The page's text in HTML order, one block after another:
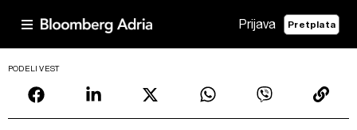
Prijava Pretplata
PODELI VEST